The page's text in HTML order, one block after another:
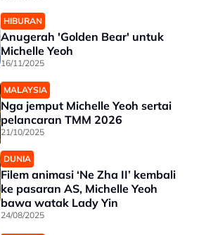
HIBURAN
Anugerah 'Golden Bear' untuk
Michelle Yeoh
16/11/2025
MALAYSIA
Nga jemput Michelle Yeoh sertai
pelancaran TMM 2026
21/10/2025
DUNIA
Filem animasi ‘Ne Zha II’ kembali
ke pasaran AS, Michelle Yeoh
bawa watak Lady Yin
24/08/2025